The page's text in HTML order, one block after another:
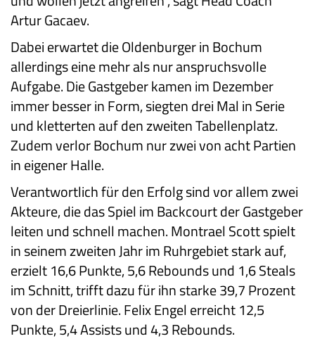
Artur Gacaev.
Dabei erwartet die Oldenburger in Bochum
allerdings eine mehr als nur anspruchsvolle
Aufgabe. Die Gastgeber kamen im Dezember
immer besser in Form, siegten drei Mal in Serie
und kletterten auf den zweiten Tabellenplatz.
Zudem verlor Bochum nur zwei von acht Partien
in eigener Halle.
Verantwortlich für den Erfolg sind vor allem zwei
Akteure, die das Spiel im Backcourt der Gastgeber
leiten und schnell machen. Montrael Scott spielt
in seinem zweiten Jahr im Ruhrgebiet stark auf,
erzielt 16,6 Punkte, 5,6 Rebounds und 1,6 Steals
im Schnitt, trifft dazu für ihn starke 39,7 Prozent
von der Dreierlinie. Felix Engel erreicht 12,5
Punkte, 5,4 Assists und 4,3 Rebounds.